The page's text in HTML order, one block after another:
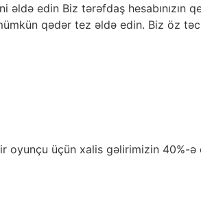
edin Biz tərəfdaş hesabınızın
qədər tez əldə edin. Biz öz
üçün xalis gəlirimizin 40%-ə